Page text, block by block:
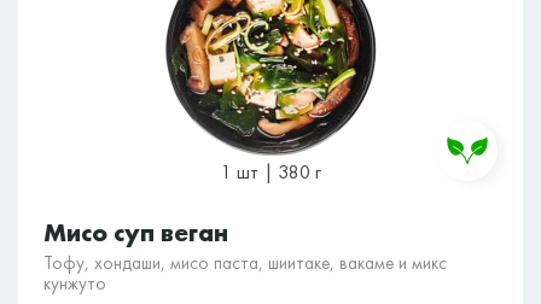
1 шт | 380 г
Мисо суп веган
Тофу, хондаши, мисо паста, шиитаке, вакаме и микс
кунжуто